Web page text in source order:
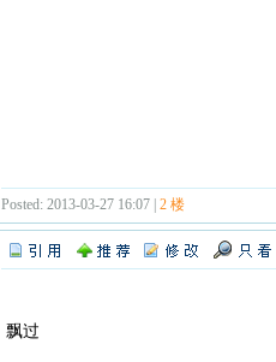
Posted: 2013-03-27 16:07 | 2 楼
飘过